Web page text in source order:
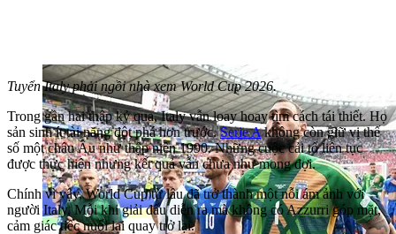
Tuyển Italy phải ngồi nhà xem World Cup 2026.
Trong gần hai thập kỷ qua, Italy vẫn loay hoay tìm cách tái thiết. Họ
sản sinh ít tài năng đột phá hơn trước.Serie Akhông còn giữ vị thế
số một châu Âu như thập niên 1990. Những cuộc cải tổ liên tục
được thực hiện nhưng kết quả vẫn chưa như mong đợi.
Chính vì vậy, World Cup từ lâu đã trở thành một nỗi ám ảnh với
người Italy. Mỗi khi giải đấu diễn ra mà không có Azzurri góp mặt,
cảm giác tiếc nuối lại quay trở lại.